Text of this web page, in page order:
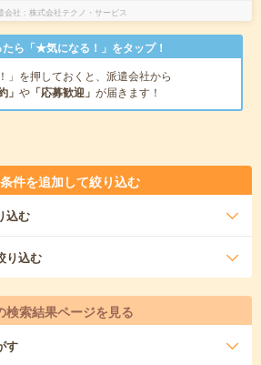
会社 株式会社テクノ・サービス
ら「★気になる！」をタップ！
」を押しておくと、派遣会社から
」 や 「応募歓迎」 が届きます！
件を追加して絞り込む
込む
り込む
検索結果ページを見る
す